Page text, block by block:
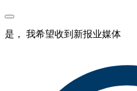
是， 我希望收到新报业媒体